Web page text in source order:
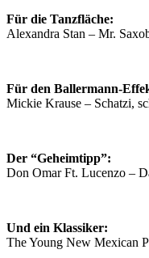
Für die Tanzfläche:
Alexandra Stan – Mr.
Für den Ballermann-
Mickie Krause – Schatzi,
Der “Geheimtipp”:
Don Omar Ft. Lucenzo –
Und ein Klassiker:
The Young New Mexican